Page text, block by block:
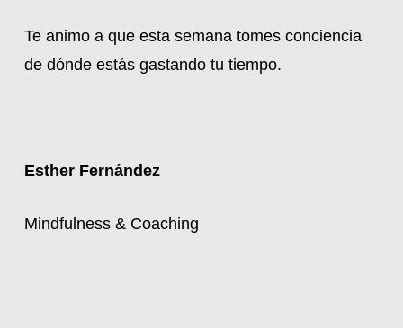
Te animo a que esta semana tomes conciencia
de dónde estás gastando tu tiempo.
Esther Fernández
Mindfulness & Coaching